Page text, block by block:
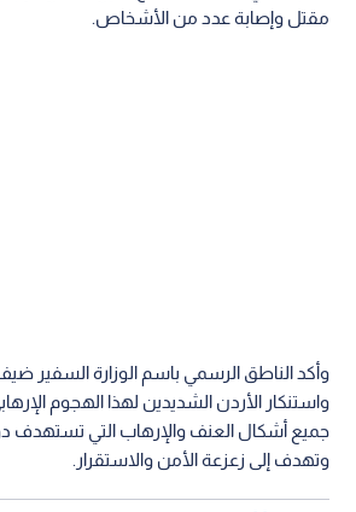
مقتل وإصابة عدد من الأشخاص.
وأكد الناطق الرسمي باسم الوزارة السفير ضيف
واستنكار الأردن الشديدين لهذا الهجوم
جميع أشكال العنف والإرهاب التي تستهدف
وتهدف إلى زعزعة الأمن والاستقرار.